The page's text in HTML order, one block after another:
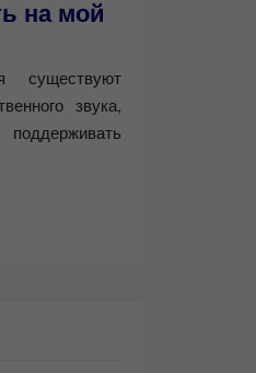
на мой
звука,